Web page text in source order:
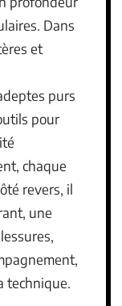
Dans
et
purs
pour
chaque
revers, il
une
technique.